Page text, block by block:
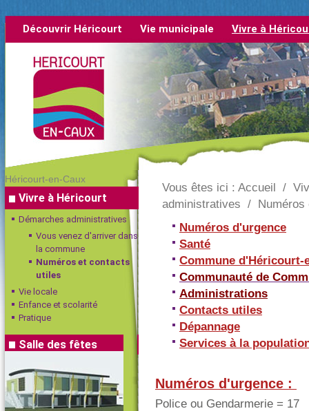
Découvrir Héricourt Vie municipale
Vivre à
Vous êtes ici : Accueil /
administratives /
Numéros d'urgence
Santé
Commune d'Héricourt-
Communauté de
Administrations
Contacts utiles
Dépannage
Services à la
Numéros d'urgence :
Police ou Gendarmerie = 17
Héricourt-en-Caux
Vivre à Héricourt
Démarches administratives
Vous venez d'arriver dans
la commune
Numéros et contacts
utiles
Vie locale
Enfance et scolarité
Pratique
Salle des fêtes